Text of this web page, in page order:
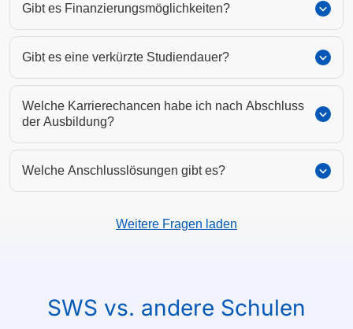
Gibt es Finanzierungsmöglichkeiten?
Gibt es eine verkürzte Studiendauer?
Welche Karrierechancen habe ich nach Abschluss
der Ausbildung?
Welche Anschlusslösungen gibt es?
Weitere Fragen laden
SWS vs. andere Schulen